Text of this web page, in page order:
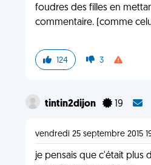
foudres des filles en
commentaire. (comme
124 3
tintin2dijon 19
vendredi 25 septembre 2015
je pensais que c'était plus